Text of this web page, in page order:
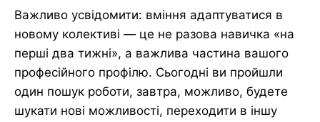
Важливо усвідомити: вміння адаптуватися в
новому колективі — це не разова навичка «на
перші два тижні», а важлива частина вашого
професійного профілю. Сьогодні ви пройшли
один пошук роботи, завтра, можливо, будете
шукати нові можливості, переходити в іншу